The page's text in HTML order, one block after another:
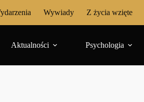
Wywiady Z życia wzięte
Aktualności Psychologia